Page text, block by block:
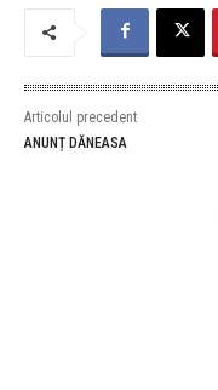
Articolul precedent
ANUNȚ DĂNEASA